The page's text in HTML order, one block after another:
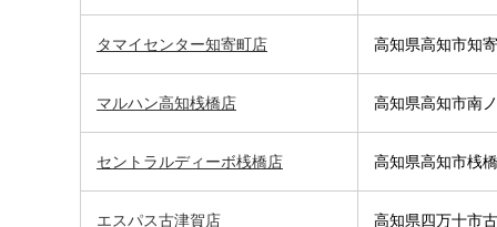
タマイセンター知寄町店 高知県高知市知
マルハン高知桟橋店 高知県高知市南
セントラルディーボ桟橋店 高知県高知市桟
エスパス古津賀店 高知県四万十市